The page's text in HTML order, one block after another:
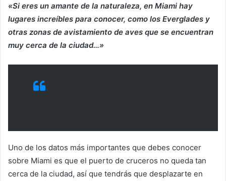
«Si eres un amante de la naturaleza, en Miami hay
lugares increíbles para conocer, como los Everglades y
otras zonas de avistamiento de aves que se encuentran
muy cerca de la ciudad…»
Uno de los datos más importantes que debes conocer
sobre Miami es que el puerto de cruceros no queda tan
cerca de la ciudad, así que tendrás que desplazarte en